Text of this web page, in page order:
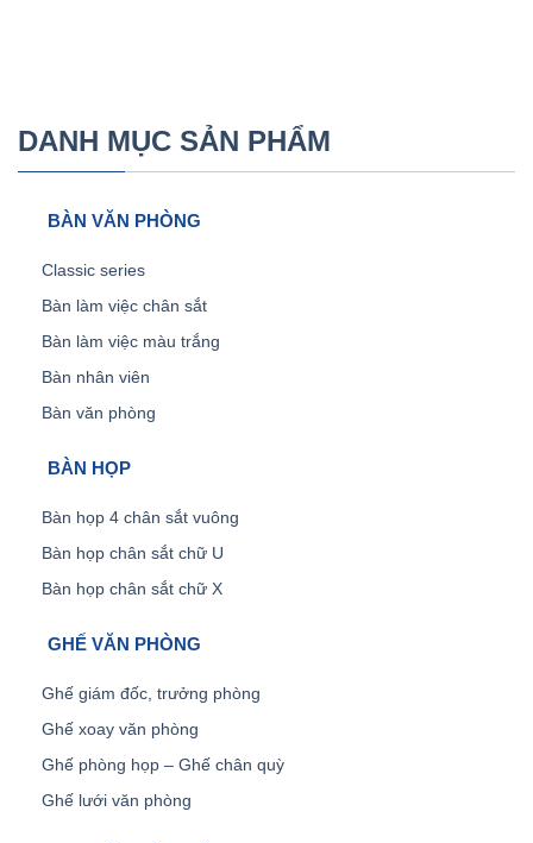
DANH MỤC SẢN PHẨM
BÀN VĂN PHÒNG
Classic series
Bàn làm việc chân sắt
Bàn làm việc màu trắng
Bàn nhân viên
Bàn văn phòng
BÀN HỌP
Bàn họp 4 chân sắt vuông
Bàn họp chân sắt chữ U
Bàn họp chân sắt chữ X
GHẾ VĂN PHÒNG
Ghế giám đốc, trưởng phòng
Ghế xoay văn phòng
Ghế phòng họp – Ghế chân quỳ
Ghế lưới văn phòng